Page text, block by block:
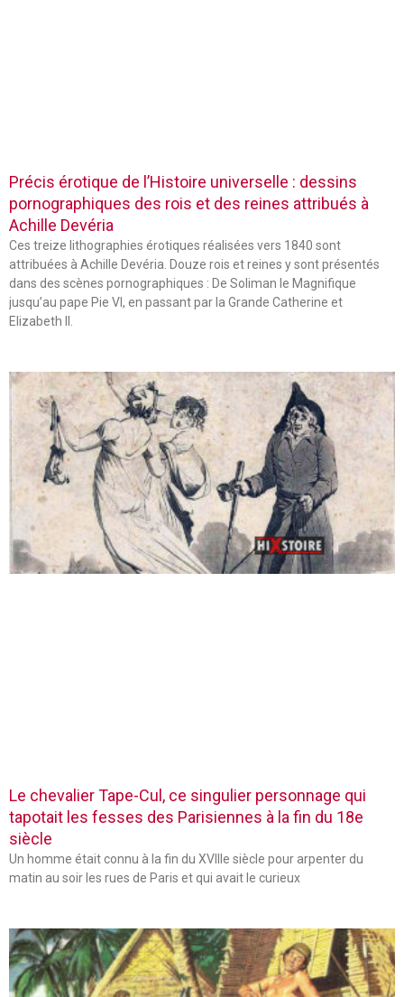
Précis érotique de l’Histoire universelle : dessins
pornographiques des rois et des reines attribués à
Achille Devéria
Ces treize lithographies érotiques réalisées vers 1840 sont
attribuées à Achille Devéria. Douze rois et reines y sont présentés
dans des scènes pornographiques : De Soliman le Magnifique
jusqu’au pape Pie VI, en passant par la Grande Catherine et
Elizabeth II.
Le chevalier Tape-Cul, ce singulier personnage qui
tapotait les fesses des Parisiennes à la fin du 18e
siècle
Un homme était connu à la fin du XVIIIe siècle pour arpenter du
matin au soir les rues de Paris et qui avait le curieux